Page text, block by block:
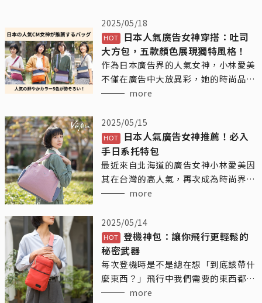
2025/05/18
日本人氣廣告女神穿搭：吐司
大方包，五款顏色展現獨特風格！
作為日本廣告界的人氣女神，小林愛美
不僅在廣告中大放異彩，她的時尚品味
也引領了不少女性的潮流。近日，她背
方包，這款包包不僅簡約大方，還兼具
實用性，是她日常生活中的得力助手。
more
2025/05/15
日本人氣廣告女神推薦！必入
手日系托特包
最近來自北海道的廣告女神小林愛美因
其在台灣的高人氣，再次成為時尚界的
焦點。這位以廣告演員身份活躍的女
帶來了不少精彩的時尚演繹。
more
2025/05/14
登機神包：讓你飛行更輕鬆的
秘密武器
每次登機時是不是總在想「到底該帶什
麼東西？」飛行中我們需要的東西都挺
多的，水瓶、手機、耳機、零食、護膚
more